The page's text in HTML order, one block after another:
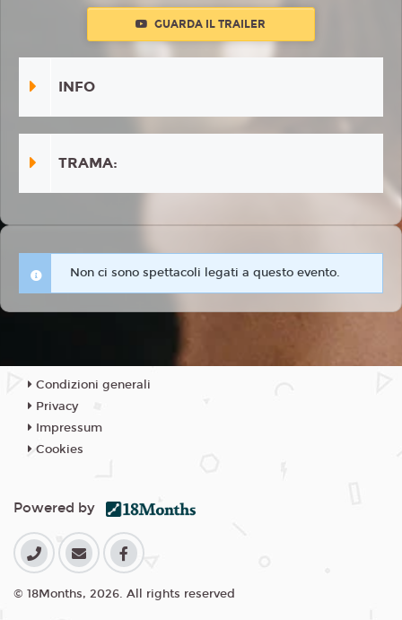
GUARDA IL TRAILER
INFO
TRAMA:
Non ci sono spettacoli legati a questo evento.
Condizioni generali
Privacy
Impressum
Cookies
Powered by
© 18Months, 2026. All rights reserved